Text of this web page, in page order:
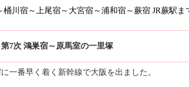
桶川宿～上尾宿～大宮宿～浦和宿～蕨宿 JR蕨駅ま
7次 鴻巣宿～原馬室の一里塚
一番早く着く新幹線で大阪を出ました。